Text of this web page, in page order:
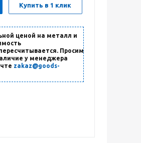
Купить в 1 клик
ценой на металл и
Просим
у менеджера
zakaz@goods-